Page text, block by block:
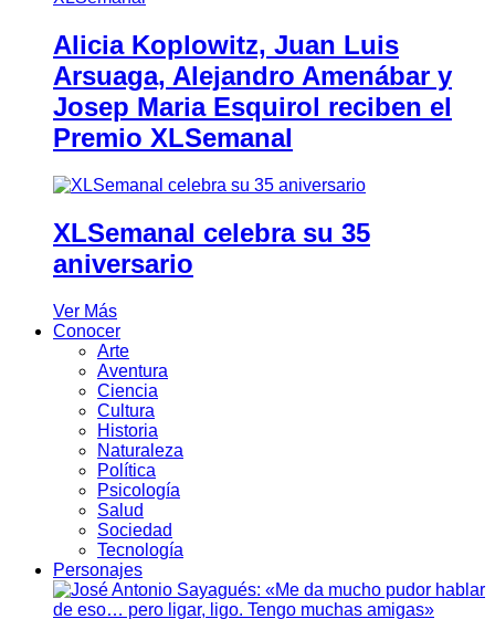
Alicia Koplowitz, Juan Luis
Arsuaga, Alejandro Amenábar y
Josep Maria Esquirol reciben el
Premio XLSemanal
XLSemanal celebra su 35
aniversario
Ver Más
Conocer
Arte
Aventura
Ciencia
Cultura
Historia
Naturaleza
Política
Psicología
Salud
Sociedad
Tecnología
Personajes